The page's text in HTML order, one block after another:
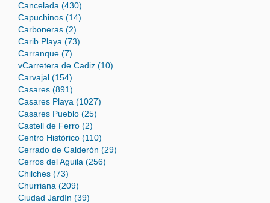
Cancelada (430)
Capuchinos (14)
Carboneras (2)
Carib Playa (73)
Carranque (7)
vCarretera de Cadiz (10)
Carvajal (154)
Casares (891)
Casares Playa (1027)
Casares Pueblo (25)
Castell de Ferro (2)
Centro Histórico (110)
Cerrado de Calderón (29)
Cerros del Aguila (256)
Chilches (73)
Churriana (209)
Ciudad Jardín (39)